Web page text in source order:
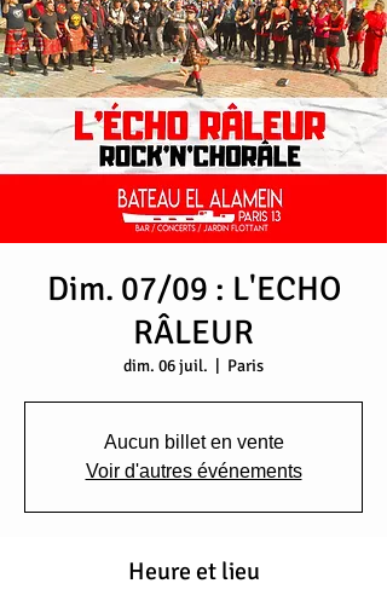
Dim. 07/09 : L'ECHO
RÂLEUR
dim. 06 juil.
  |
Paris
Aucun billet en vente
Voir d'autres événements
Heure et lieu